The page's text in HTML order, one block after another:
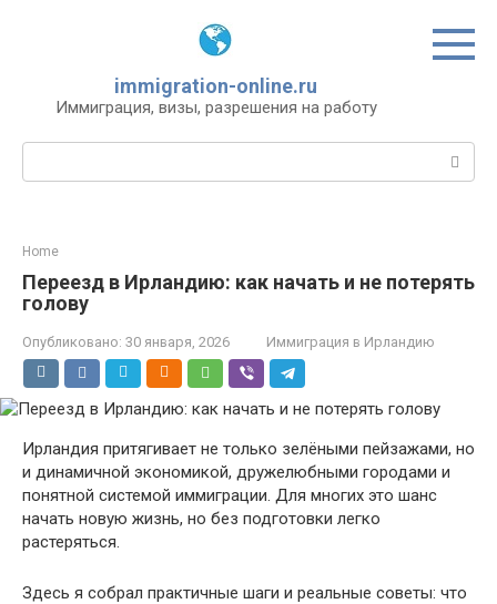
immigration-online.ru
Иммиграция, визы, разрешения на работу
Home
Переезд в Ирландию: как начать и не потерять
голову
Опубликовано: 30 января, 2026 Иммиграция в Ирландию
Ирландия притягивает не только зелёными пейзажами, но
и динамичной экономикой, дружелюбными городами и
понятной системой иммиграции. Для многих это шанс
начать новую жизнь, но без подготовки легко
растеряться.
Здесь я собрал практичные шаги и реальные советы: что